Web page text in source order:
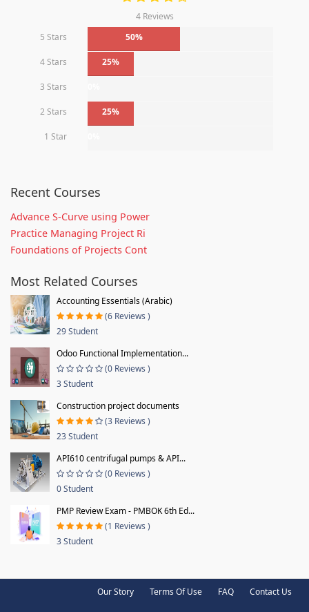
4 Reviews
5 Stars
50%
4 Stars 25%
3 Stars
2 Stars 25%
1 Star
Recent Courses
Advance S-Curve using Power
Practice Managing Project Ri
Foundations of Projects Cont
Most Related Courses
Accounting Essentials (Arabic)
(6 Reviews )
29 Student
Odoo Functional Implementation...
(0 Reviews )
3 Student
Construction project documents
(3 Reviews )
23 Student
API610 centrifugal pumps & API...
(0 Reviews )
0 Student
PMP Review Exam - PMBOK 6th Ed...
(1 Reviews )
3 Student
Our Story Terms Of Use FAQ Contact Us